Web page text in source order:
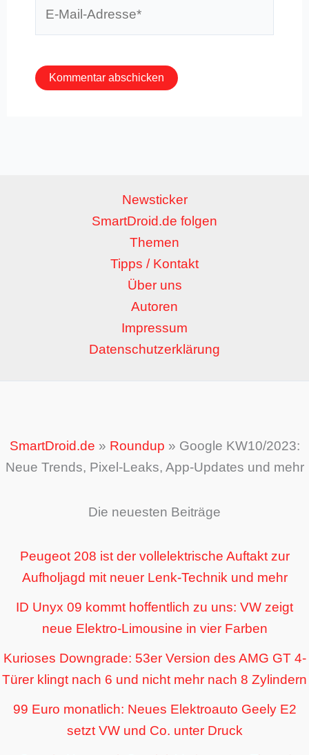
Newsticker
SmartDroid.de folgen
Themen
Tipps / Kontakt
Über uns
Autoren
Impressum
Datenschutzerklärung
SmartDroid.de » Roundup » Google KW10/2023:
Neue Trends, Pixel-Leaks, App-Updates und mehr
Die neuesten Beiträge
Peugeot 208 ist der vollelektrische Auftakt zur
Aufholjagd mit neuer Lenk-Technik und mehr
ID Unyx 09 kommt hoffentlich zu uns: VW zeigt
neue Elektro-Limousine in vier Farben
Kurioses Downgrade: 53er Version des AMG GT 4-
Türer klingt nach 6 und nicht mehr nach 8 Zylindern
99 Euro monatlich: Neues Elektroauto Geely E2
setzt VW und Co. unter Druck